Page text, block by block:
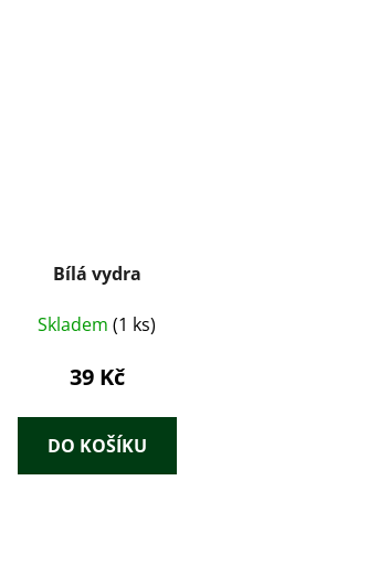
Bílá vydra
Skladem(1 ks)
39 Kč
DO KOŠÍKU